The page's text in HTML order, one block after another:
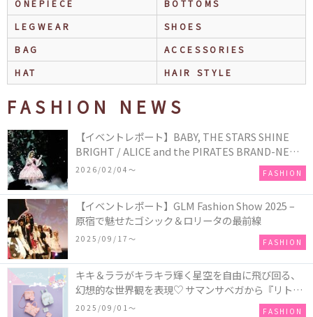
ONEPIECE
BOTTOMS
LEGWEAR
SHOES
BAG
ACCESSORIES
HAT
HAIR STYLE
FASHION NEWS
【イベントレポート】BABY, THE STARS SHINE
BRIGHT / ALICE and the PIRATES BRAND-NEW
COLLECTION in TOKYO
2026/02/04〜 FASHION
【イベントレポート】GLM Fashion Show 2025 –
原宿で魅せたゴシック＆ロリータの最前線
2025/09/17〜 FASHION
キキ＆ララがキラキラ輝く星空を自由に飛び回る、
幻想的な世界観を表現♡ サマンサベガから『リトル
ツインスターズ』50周年アニバーサリーイヤー』を
2025/09/01〜 FASHION